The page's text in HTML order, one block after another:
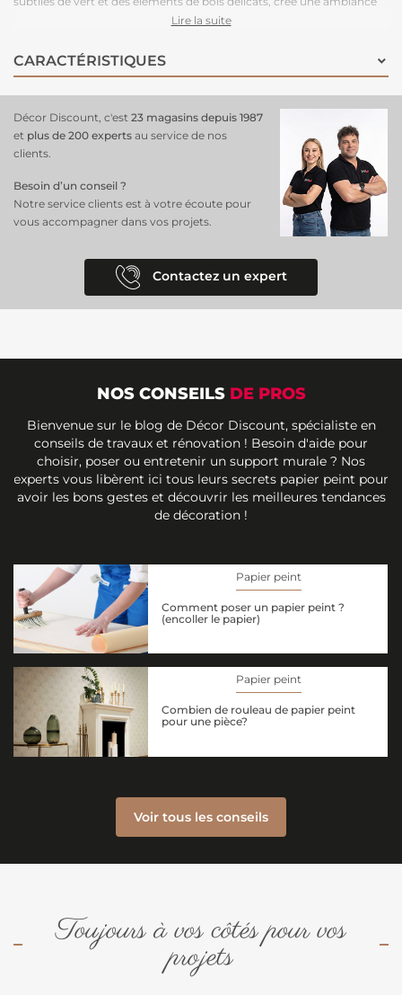
sereine et rafraîchissante, parfaite pour sublimer un salon, une
poser grâce à sa composition en intissé
et de la texture à vos murs tout en étant durable et résistant. Laissez
Lire la suite
CARACTÉRISTIQUES
Décor Discount, c'est 23 magasins depuis 1987
et plus de 200 experts au service de nos
clients.
Besoin d’un conseil ?
Notre service clients est à votre écoute pour
vous accompagner dans vos projets.
Contactez un expert
NOS CONSEILS DE PROS
Bienvenue sur le blog de Décor Discount, spécialiste en
conseils de travaux et rénovation ! Besoin d'aide pour
choisir, poser ou entretenir un support murale ? Nos
experts vous libèrent ici tous leurs secrets papier peint pour
avoir les bons gestes et découvrir les meilleures tendances
de décoration !
Papier peint
Comment poser un papier peint ?
(encoller le papier)
Papier peint
Combien de rouleau de papier peint
pour une pièce?
Voir tous les conseils
Toujours à vos côtés pour vos
projets